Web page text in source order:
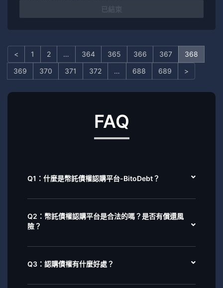
< 1 2 … 364 365 366 367
368
369
370 371 372 … 688 689 >
FAQ
Q1：什麼是幣託債權認購平台-BitoDebt？
Q2：幣託債權認購平台是合法的嗎？是否有償還風
險？
Q3：認購債權有什麼好處？